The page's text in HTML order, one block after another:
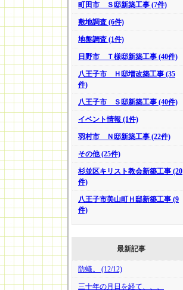
町田市 Ｓ邸新築工事 (7件)
敷地調査 (6件)
地盤調査 (1件)
日野市 Ｔ様邸新築工事 (40件)
八王子市 Ｈ邸増改築工事 (35
件)
八王子市 Ｓ邸新築工事 (40件)
イベント情報 (1件)
羽村市 Ｎ邸新築工事 (22件)
その他 (25件)
杉並区キリスト教会新築工事 (20
件)
八王子市美山町Ｈ邸新築工事 (9
件)
最新記事
防蟻。 (12/12)
三十年の月日を経て、、、